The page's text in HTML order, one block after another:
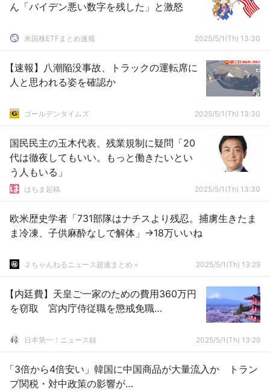
ん「バイデン悪い数字を残した」と激怒
米国株ETFまとめ速報 2025/5/1(Th) 13:30
【速報】八潮陥没事故、トラックの運転席に
人と思われる姿を確認か
ゴールデンタイムズ 2025/5/1(Th) 13:30
国民民主の玉木代表、残業規制に疑問「20
代は徹夜してもいい。もっと働きたいとい
う人もいる」
はちま起稿 2025/5/1(Th) 13:30
欧米歴史学者「731部隊はナチスより残忍。捕虜生きたま
ま冷凍、子供麻酔なしで解体」→18万いいね
２ちゃんねるニュース超速まとめ＋ 2025/5/1(Th) 13:29
【内廷費】天皇ご一家のための費用360万円
を窃取 宮内庁侍従職を懲戒免職…
日本第一！ニュース録 2025/5/1(Th) 13:29
「3倍から4倍安い」韓国に中国商品が大量流入か トラン
プ関税・対中政策の影響が…